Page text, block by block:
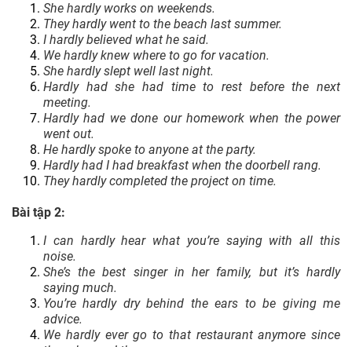
She hardly works on weekends.
They hardly went to the beach last summer.
I hardly believed what he said.
We hardly knew where to go for vacation.
She hardly slept well last night.
Hardly had she had time to rest before the next
meeting.
Hardly had we done our homework when the power
went out.
He hardly spoke to anyone at the party.
Hardly had I had breakfast when the doorbell rang.
They hardly completed the project on time.
Bài tập 2:
I can hardly hear what you’re saying with all this
noise.
She’s the best singer in her family, but it’s hardly
saying much.
You’re hardly dry behind the ears to be giving me
advice.
We hardly ever go to that restaurant anymore since